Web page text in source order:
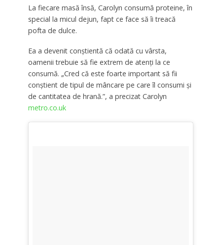
La fiecare masă însă, Carolyn consumă proteine, în
special la micul dejun, fapt ce face să îi treacă
pofta de dulce.
Ea a devenit conştientă că odată cu vârsta,
oamenii trebuie să fie extrem de atenţi la ce
consumă. „Cred că este foarte important să fii
conștient de tipul de mâncare pe care îl consumi şi
de cantitatea de hrană.”, a precizat Carolyn
metro.co.uk